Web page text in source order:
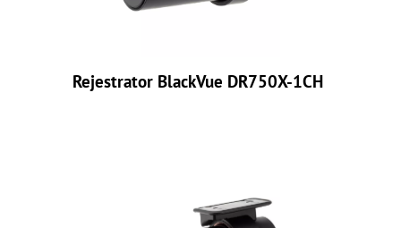
Rejestrator BlackVue DR750X-1CH